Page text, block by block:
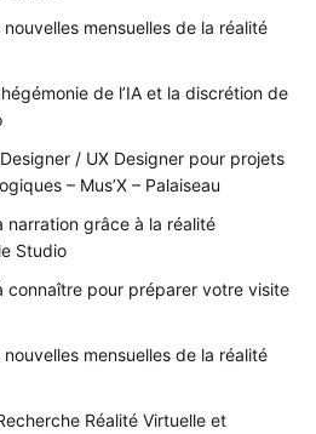
mensuelles de la réalité
de l’IA et la discrétion de
/ UX Designer pour projets
– Mus’X – Palaiseau
narration grâce à la réalité
Studio
connaître pour préparer votre visite
mensuelles de la réalité
Réalité Virtuelle et